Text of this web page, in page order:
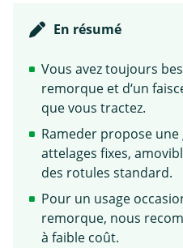
En résumé
Vous avez toujours
remorque et d‘un
que vous tractez.
Rameder propose
attelages fixes,
des rotules standard.
Pour un usage
remorque, nous
à faible coût.